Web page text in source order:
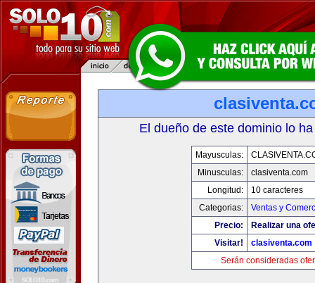
El dueño de este dominio lo
Mayusculas:
Minusculas:
clasiventa.com
Longitud:
10 caracteres
Categorias:
Ventas y
Precio:
Realizar una
Visitar!
clasiventa.com
Serán consideradas